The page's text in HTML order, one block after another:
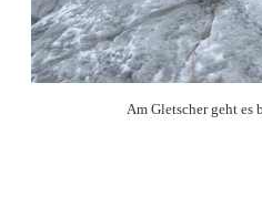
Am Gletscher geht es